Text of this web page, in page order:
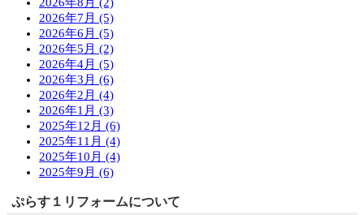
2026年7月 (5)
2026年6月 (5)
2026年5月 (2)
2026年4月 (5)
2026年3月 (6)
2026年2月 (4)
2026年1月 (3)
2025年12月 (6)
2025年11月 (4)
2025年10月 (4)
2025年9月 (6)
ぷらす１リフォームについて